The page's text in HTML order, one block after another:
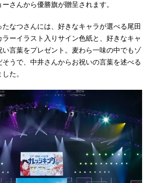
さんから優勝旗が贈呈されます。
たなつさんには、好きなキャラが選べる尾田
ーイラスト入りサイン色紙と、好きなキャ
い言葉をプレゼント。麦わら一味の中でもゾ
そうで、中井さんからお祝いの言葉を述べる
た。